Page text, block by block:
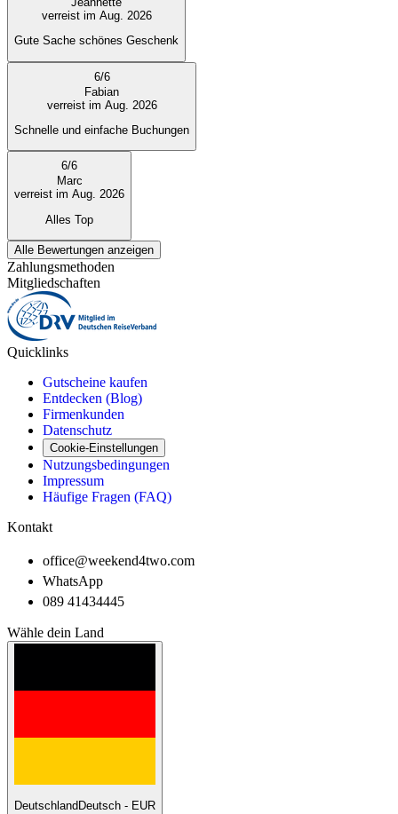
verreist im Aug. 2026
Gute Sache schönes Geschenk
6/6
Fabian
verreist im Aug. 2026
Schnelle und einfache Buchungen
6/6
Marc
verreist im Aug. 2026
Alles Top
Alle Bewertungen anzeigen
Zahlungsmethoden
Mitgliedschaften
Quicklinks
Gutscheine kaufen
Entdecken (Blog)
Firmenkunden
Datenschutz
Cookie-Einstellungen
Nutzungsbedingungen
Impressum
Häufige Fragen (FAQ)
Kontakt
office@weekend4two.com
WhatsApp
089 41434445
Wähle dein Land
Deutschland Deutsch - EUR